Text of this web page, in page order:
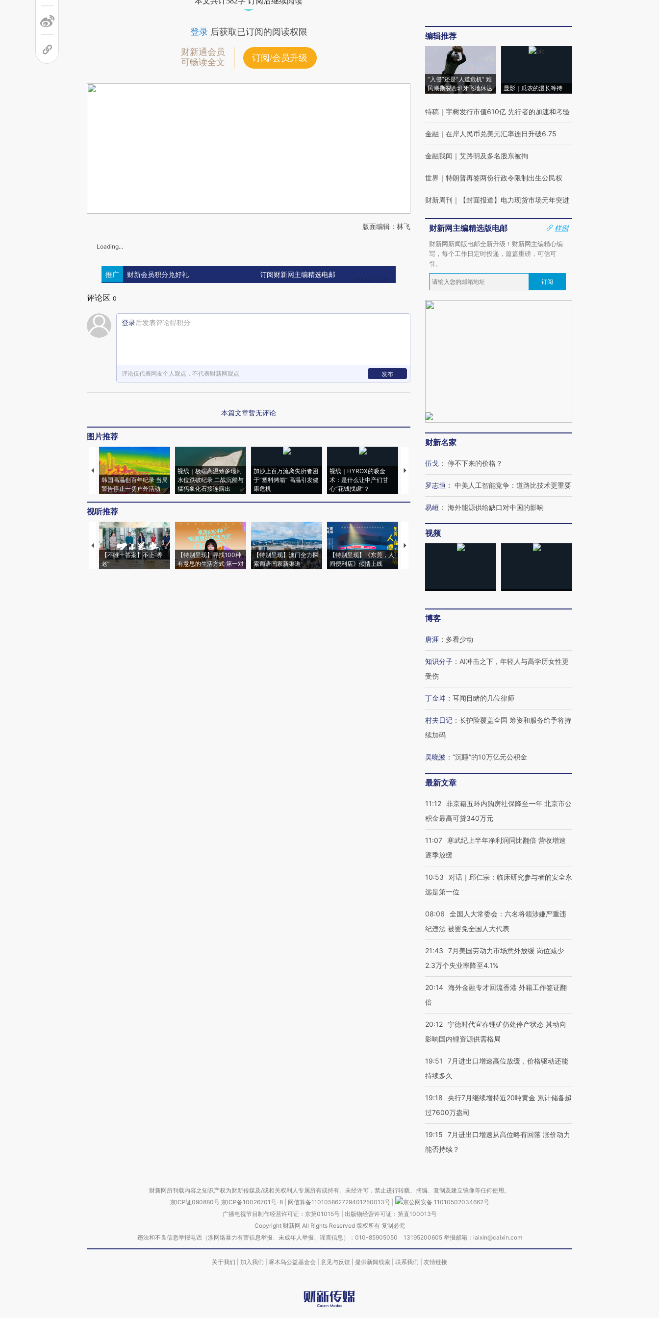
登录后获取已订阅的阅读权限
财新通会员
可畅读全文
订阅/会员升级
版面编辑：林飞
Loading...
推广 财新会员积分兑好礼 订阅财新网主编精选电邮
评论区 0
登录后发表评论得积分
评论仅代表网友个人观点，不代表财新网观点 发布
本篇文章暂无评论
图片推荐
韩国高温创百年纪录 当局
警告停止一切户外活动
视线｜极端高温致多瑙河
水位跌破纪录 二战沉船与
猛犸象化石接连露出
加沙上百万流离失所者困
于“塑料烤箱” 高温引发健
康危机
视线｜HYROX的吸金
术：是什么让中产们甘
心“花钱找虐”？
马航飞行员跨国走私7万
育部长拱下台
飞地休达
视听推荐
【不唯一答案】不止“养
老”
【特别呈现】寻找100种
有意思的生活方式·第一对
【特别呈现】澳门全力探
索葡语国家新渠道
【特别呈现】《东莞，人
间便利店》倾情上线
【推广】走进第四届链博
编辑推荐
“入侵”还是“人道危机” 难
民潮撕裂西班牙飞地休达
显影｜瓜农的漫长等待
特稿 ｜ 宇树发行市值610亿 先行者的加速和考验
金融 ｜ 在岸人民币兑美元汇率连日升破6.75
金融我闻 ｜ 艾路明及多名股东被拘
世界 ｜ 特朗普再签两份行政令限制出生公民权
财新周刊 ｜ 【封面报道】电力现货市场元年突进
财新网主编精选版电邮
样例
财新网新闻版电邮全新升级！财新网主编精心编
写，每个工作日定时投递，篇篇重磅，可信可
引。
订阅
财新名家
伍戈 ： 停不下来的价格？
罗志恒 ： 中美人工智能竞争：道路比技术更重要
易峘 ： 海外能源供给缺口对中国的影响
视频
博客
唐涯 ： 多看少动
知识分子 ： AI冲击之下，年轻人与高学历女性更
受伤
丁金坤 ： 耳闻目睹的几位律师
村夫日记 ： 长护险覆盖全国 筹资和服务给予将持
续加码
吴晓波 ： “沉睡”的10万亿元公积金
最新文章
11:12 非京籍五环内购房社保降至一年 北京市公
积金最高可贷340万元
11:07
寒武纪上半年净利润同比翻倍 营收增速
逐季放缓
10:53
对话｜邱仁宗：临床研究参与者的安全永
远是第一位
08:06
全国人大常委会：六名将领涉嫌严重违
纪违法 被罢免全国人大代表
21:43
7月美国劳动力市场意外放缓 岗位减少
2.3万个失业率降至4.1%
20:14 海外金融专才回流香港 外籍工作签证翻
倍
20:12 宁德时代宜春锂矿仍处停产状态 其动向
影响国内锂资源供需格局
19:51
7月进出口增速高位放缓，价格驱动还能
持续多久
19:18
央行7月继续增持近20吨黄金 累计储备超
过7600万盎司
19:15
7月进出口增速从高位略有回落 涨价动力
能否持续？
财新网所刊载内容之知识产权为财新传媒及/或相关权利人专属所有或持有。未经许可，禁止进行转载、摘编、复制及建立镜像等任何使用。
京ICP证090880号 京ICP备10026701号-8 网信算备110105862729401250013号
京公网安备 11010502034662号
广播电视节目制作经营许可证：京第01015号| 出版物经营许可证：第直100013号
Copyright 财新网 All Rights Reserved 版权所有 复制必究
违法和不良信息举报电话（涉网络暴力有害信息举报、未成年人举报、谣言信息）：010-85905050 13195200605 举报邮箱：laixin@caixin.com
关于我们 加入我们 啄木鸟公益基金会 意见与反馈 提供新闻线索 联系我们 友情链接